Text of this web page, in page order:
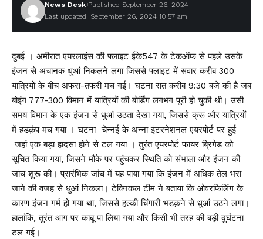
Last updated: September 26, 2024 10:57 am
News Desk Published September 26, 2024
दुबई । अमीरात एयरलाइंस की फ्लाइट ईके547 के टेकऑफ से पहले उसके
इंजन से अचानक धुआं निकलने लगा जिससे फ्लाइट में सवार करीब 300
यात्रियों के बीच अफरा-तफरी मच गई। घटना रात करीब 9:30 बजे की है जब
बोइंग 777-300 विमान में यात्रियों की बोर्डिंग लगभग पूरी हो चुकी थी। उसी
समय विमान के एक इंजन से धुआं उठता देखा गया, जिससे क्रू और यात्रियों
में हडक़ंप मच गया । घटना चेन्नई के अन्ना इंटरनेशनल एयरपोर्ट पर हुई
जहां एक बड़ा हादसा होने से टल गया । तुरंत एयरपोर्ट फायर ब्रिगेड को
सूचित किया गया, जिसने मौके पर पहुंचकर स्थिति को संभाला और इंजन की
जांच शुरू की। प्रारंभिक जांच में यह पाया गया कि इंजन में अधिक तेल भरा
जाने की वजह से धुआं निकला। टेक्निकल टीम ने बताया कि ओवरफिलिंग के
कारण इंजन गर्म हो गया था, जिससे हल्की चिंगारी भडक़ने से धुआं उठने लगा।
हालांकि, तुरंत आग पर काबू पा लिया गया और किसी भी तरह की बड़ी दुर्घटना
टल गई।